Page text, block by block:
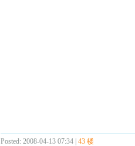
Posted: 2008-04-13 07:34 | 43 楼